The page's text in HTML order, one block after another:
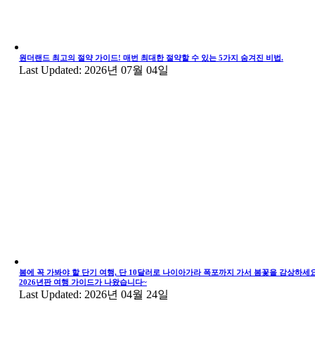
원더랜드 최고의 절약 가이드! 매번 최대한 절약할 수 있는 5가지 숨겨진 비법.
Last Updated: 2026년 07월 04일
봄에 꼭 가봐야 할 단기 여행, 단 10달러로 나이아가라 폭포까지 가서 봄꽃을 감상하세
2026년판 여행 가이드가 나왔습니다~
Last Updated: 2026년 04월 24일